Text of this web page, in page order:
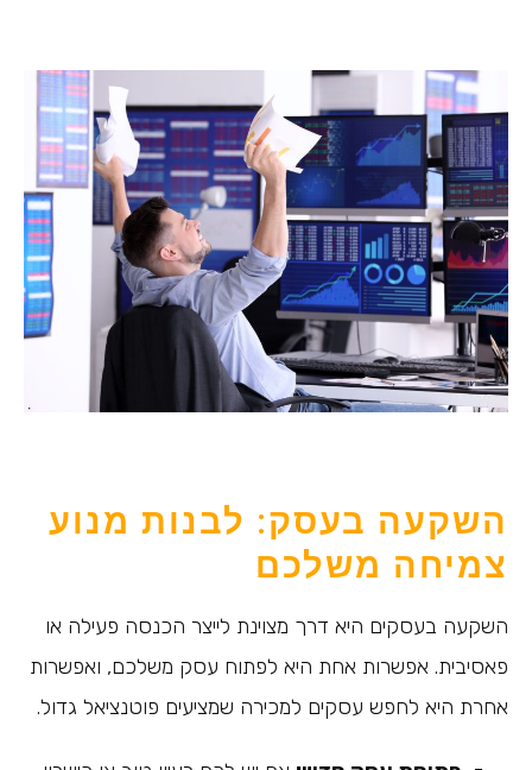
השקעה בעסק: לבנות מנוע
צמיחה משלכם
השקעה בעסקים היא דרך מצוינת לייצר הכנסה פעילה או
פאסיבית. אפשרות אחת היא לפתוח עסק משלכם, ואפשרות
אחרת היא לחפש עסקים למכירה שמציעים פוטנציאל גדול.